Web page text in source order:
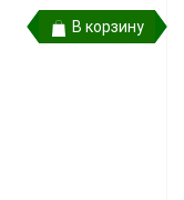
В корзину